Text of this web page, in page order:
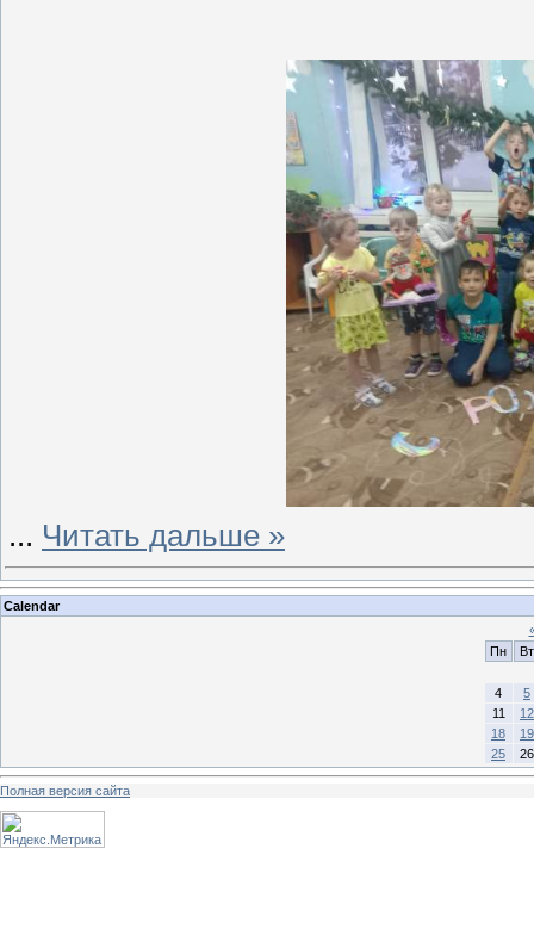
... Читать дальше »
Calendar
Пн
Вт
4
5
11
12
18
19
25
26
Полная версия сайта